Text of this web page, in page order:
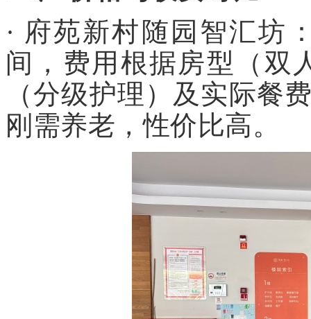
· 府苑新村随园智汇坊
间，费用根据房型（双
（分级护理）及实际餐
刚需养老，性价比高。